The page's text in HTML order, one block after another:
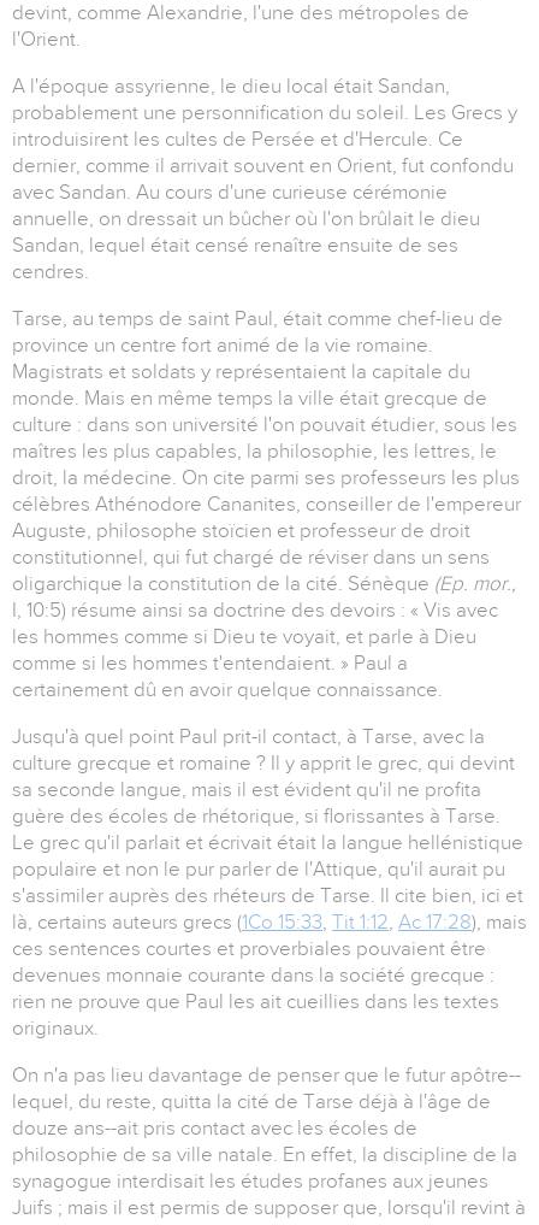
devint, comme Alexandrie, l'une des métropoles de
l'Orient.
A l'époque assyrienne, le dieu local était Sandan,
probablement une personnification du soleil. Les Grecs y
introduisirent les cultes de Persée et d'Hercule. Ce
dernier, comme il arrivait souvent en Orient, fut confondu
avec Sandan. Au cours d'une curieuse cérémonie
annuelle, on dressait un bûcher où l'on brûlait le dieu
Sandan, lequel était censé renaître ensuite de ses
cendres.
Tarse, au temps de saint Paul, était comme chef-lieu de
province un centre fort animé de la vie romaine.
Magistrats et soldats y représentaient la capitale du
monde. Mais en même temps la ville était grecque de
culture : dans son université l'on pouvait étudier, sous les
maîtres les plus capables, la philosophie, les lettres, le
droit, la médecine. On cite parmi ses professeurs les plus
célèbres Athénodore Cananites, conseiller de l'empereur
Auguste, philosophe stoïcien et professeur de droit
constitutionnel, qui fut chargé de réviser dans un sens
oligarchique la constitution de la cité. Sénèque (Ep. mor.,
I, 10:5) résume ainsi sa doctrine des devoirs : « Vis avec
les hommes comme si Dieu te voyait, et parle à Dieu
comme si les hommes t'entendaient. » Paul a
certainement dû en avoir quelque connaissance.
Jusqu'à quel point Paul prit-il contact, à Tarse, avec la
culture grecque et romaine ? Il y apprit le grec, qui devint
sa seconde langue, mais il est évident qu'il ne profita
guère des écoles de rhétorique, si florissantes à Tarse.
Le grec qu'il parlait et écrivait était la langue hellénistique
populaire et non le pur parler de l'Attique, qu'il aurait pu
s'assimiler auprès des rhéteurs de Tarse. Il cite bien, ici et
là, certains auteurs grecs (1Co 15:33, Tit 1:12, Ac 17:28), mais
ces sentences courtes et proverbiales pouvaient être
devenues monnaie courante dans la société grecque :
rien ne prouve que Paul les ait cueillies dans les textes
originaux.
On n'a pas lieu davantage de penser que le futur apôtre--
lequel, du reste, quitta la cité de Tarse déjà à l'âge de
douze ans--ait pris contact avec les écoles de
philosophie de sa ville natale. En effet, la discipline de la
synagogue interdisait les études profanes aux jeunes
Juifs ; mais il est permis de supposer que, lorsqu'il revint à